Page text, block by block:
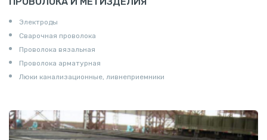
Электроды
Сварочная проволока
Проволока вязальная
Проволока арматурная
Люки канализационные, ливнеприемники